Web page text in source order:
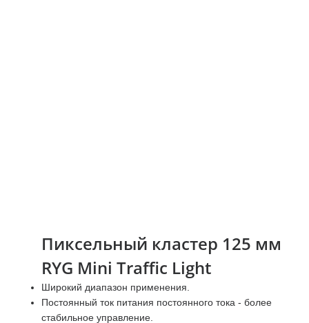
Пиксельный кластер 125 мм
RYG Mini Traffic Light
Широкий диапазон применения.
Постоянный ток питания постоянного тока - более
стабильное управление.